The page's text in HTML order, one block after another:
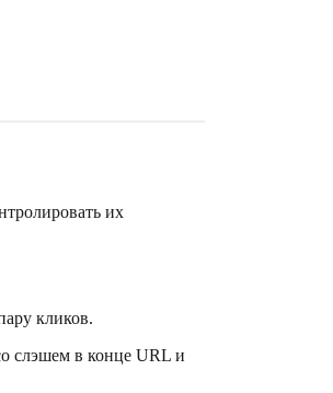
их
кликов.
слэшем в конце URL и